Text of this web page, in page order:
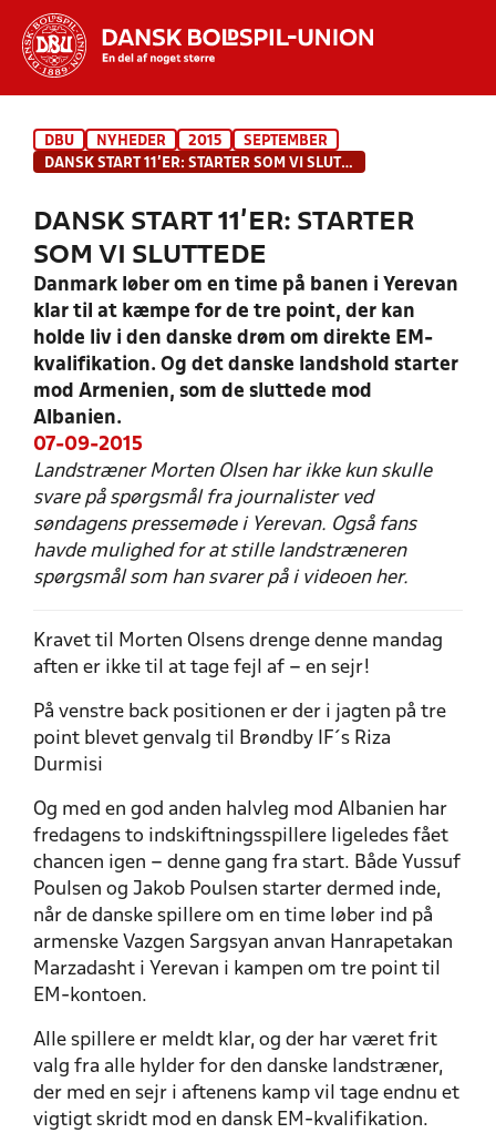
INDHOLD OG NYHEDER
HOLD
DBU NYHEDER 2015
SEPTEMBER
DANSK START 11’ER: STARTER SOM VI SLUTTEDE
DANSK START 11’ER: STARTER
SOM VI SLUTTEDE
Danmark løber om en time på banen i Yerevan
klar til at kæmpe for de tre point, der kan
holde liv i den danske drøm om direkte EM-
kvalifikation. Og det danske landshold starter
mod Armenien, som de sluttede mod
Albanien.
07-09-2015
Landstræner Morten Olsen har ikke kun skulle
svare på spørgsmål fra journalister ved
søndagens pressemøde i Yerevan. Også fans
havde mulighed for at stille landstræneren
spørgsmål som han svarer på i videoen her.
Kravet til Morten Olsens drenge denne mandag
aften er ikke til at tage fejl af – en sejr!
På venstre back positionen er der i jagten på tre
point blevet genvalg til Brøndby IF´s Riza
Durmisi
Og med en god anden halvleg mod Albanien har
fredagens to indskiftningsspillere ligeledes fået
chancen igen – denne gang fra start. Både Yussuf
Poulsen og Jakob Poulsen starter dermed inde,
når de danske spillere om en time løber ind på
armenske Vazgen Sargsyan anvan Hanrapetakan
Marzadasht i Yerevan i kampen om tre point til
EM-kontoen.
Alle spillere er meldt klar, og der har været frit
valg fra alle hylder for den danske landstræner,
der med en sejr i aftenens kamp vil tage endnu et
vigtigt skridt mod en dansk EM-kvalifikation.